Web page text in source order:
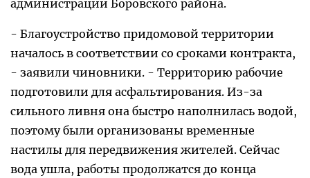
администрации Боровского района.
- Благоустройство придомовой территории
началось в соответствии со сроками контракта,
- заявили чиновники. - Территорию рабочие
подготовили для асфальтирования. Из-за
сильного ливня она быстро наполнилась водой,
поэтому были организованы временные
настилы для передвижения жителей. Сейчас
вода ушла, работы продолжатся до конца